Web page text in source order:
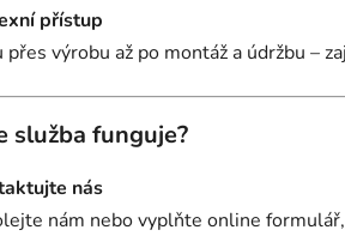
přístup
přes výrobu až po montáž a údržbu –
služba funguje?
nás
nám nebo vyplňte online